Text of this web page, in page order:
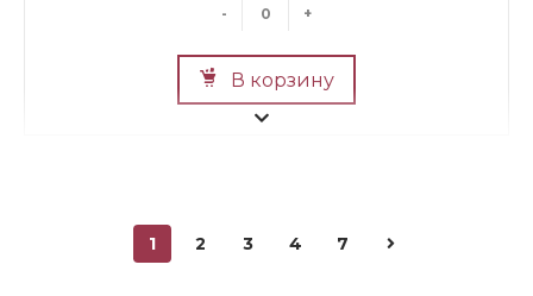
- +
В корзину
1 2 3 4 7